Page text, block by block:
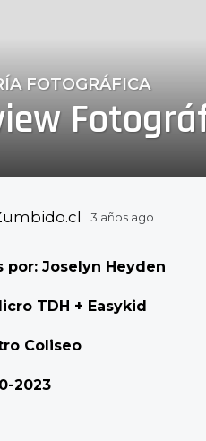
FOTOGRÁFICA
3 años ago
o
por: Joselyn Heyden
TDH + Easykid
Coliseo
2023